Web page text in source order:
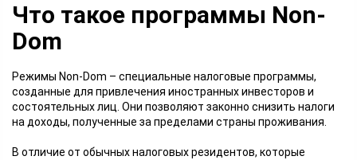
Что такое программы Non-
Dom
Режимы Non-Dom – специальные налоговые программы,
созданные для привлечения иностранных инвесторов и
состоятельных лиц. Они позволяют законно снизить налоги
на доходы, полученные за пределами страны проживания.
В отличие от обычных налоговых резидентов, которые